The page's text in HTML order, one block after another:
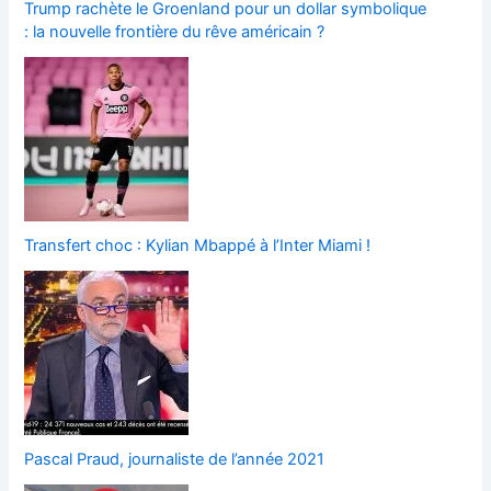
Trump rachète le Groenland pour un dollar symbolique
: la nouvelle frontière du rêve américain ?
Transfert choc : Kylian Mbappé à l’Inter Miami !
Pascal Praud, journaliste de l’année 2021